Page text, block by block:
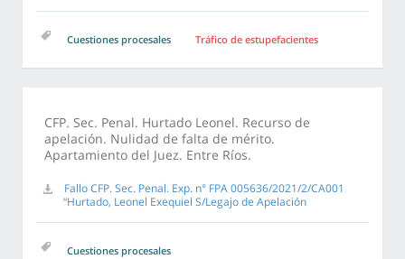
Cuestiones procesales Tráfico de estupefacientes
CFP. Sec. Penal. Hurtado Leonel. Recurso de
apelación. Nulidad de falta de mérito.
Apartamiento del Juez. Entre Ríos.
Fallo CFP. Sec. Penal. Exp. n° FPA 005636/2021/2/CA001
“Hurtado, Leonel Exequiel S/Legajo de Apelación
Cuestiones procesales